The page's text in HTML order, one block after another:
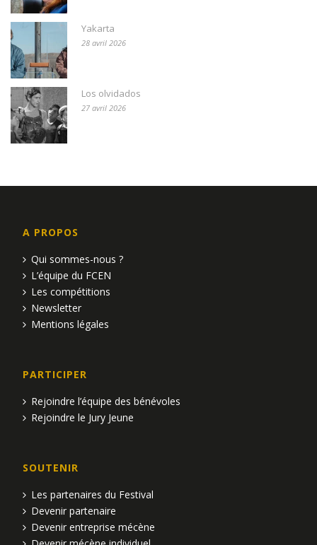
Yakarta
28 avril 2026
Los olvidados
27 avril 2026
A PROPOS
Qui sommes-nous ?
L’équipe du FCEN
Les compétitions
Newsletter
Mentions légales
PARTICIPER
Rejoindre l’équipe des bénévoles
Rejoindre le Jury Jeune
SOUTENIR
Les partenaires du Festival
Devenir partenaire
Devenir entreprise mécène